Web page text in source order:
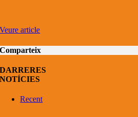
Veure article
Comparteix
DARRERES
NOTÍCIES
Recent